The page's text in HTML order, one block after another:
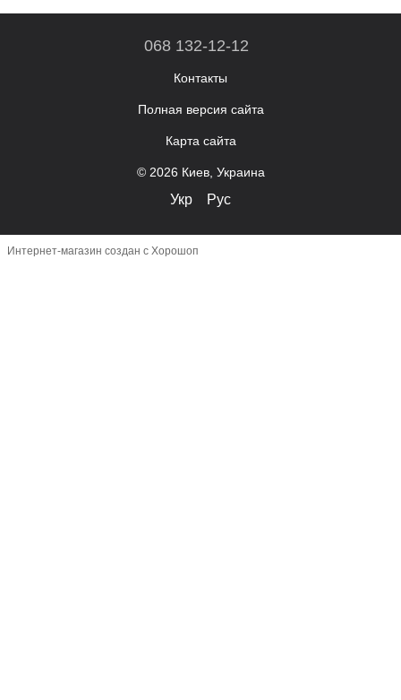
068 132-12-12
Контакты
Полная версия сайта
Карта сайта
© 2026 Киев, Украина
Укр Рус
Интернет-магазин создан с Хорошоп